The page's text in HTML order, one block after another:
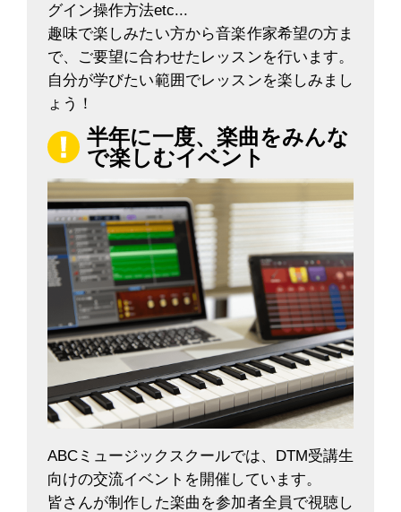
グイン操作方法etc...
趣味で楽しみたい方から音楽作家希望の方ま
で、ご要望に合わせたレッスンを行います。
自分が学びたい範囲でレッスンを楽しみまし
ょう！
半年に一度、楽曲をみんな
で楽しむイベント
ABCミュージックスクールでは、DTM受講生
向けの交流イベントを開催しています。
皆さんが制作した楽曲を参加者全員で視聴し